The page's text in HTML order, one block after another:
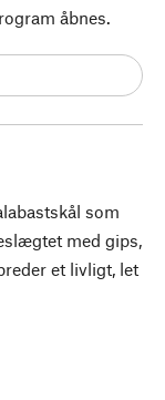
som
med gips,
et livligt, let
åbnes.